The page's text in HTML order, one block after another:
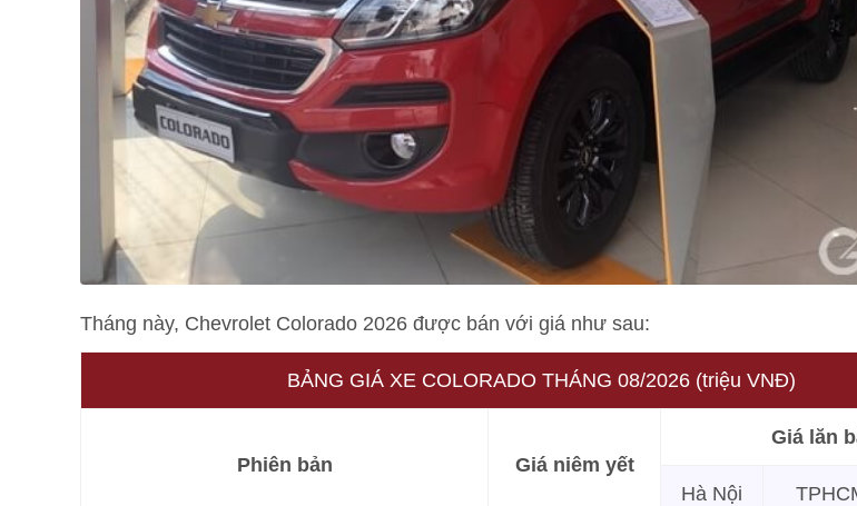
Tháng này, Chevrolet Colorado 2026 được bán với giá như sau:
BẢNG GIÁ XE COLORADO THÁNG 08/2026 (triệu VNĐ)
Phiên bản Giá niêm yết
Giá lăn
Hà Nội